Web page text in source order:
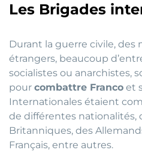
Les Brigades
Durant la guerre civile, des
étrangers, beaucoup
socialistes ou anarchistes,
pour combattre Franco et
Internationales étaient
de différentes nationalités,
Britanniques, des
Français, entre autres.